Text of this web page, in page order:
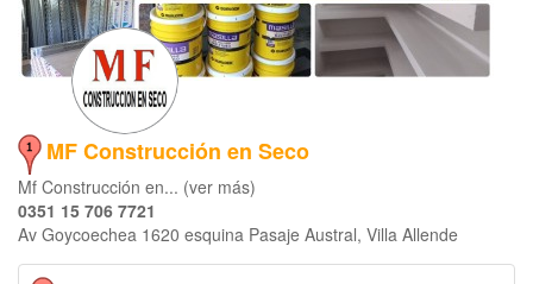
MF Construcción en Seco
Mf Construcción en... (ver más)
0351 15 706 7721
Av Goycoechea 1620 esquina Pasaje Austral, Villa Allende